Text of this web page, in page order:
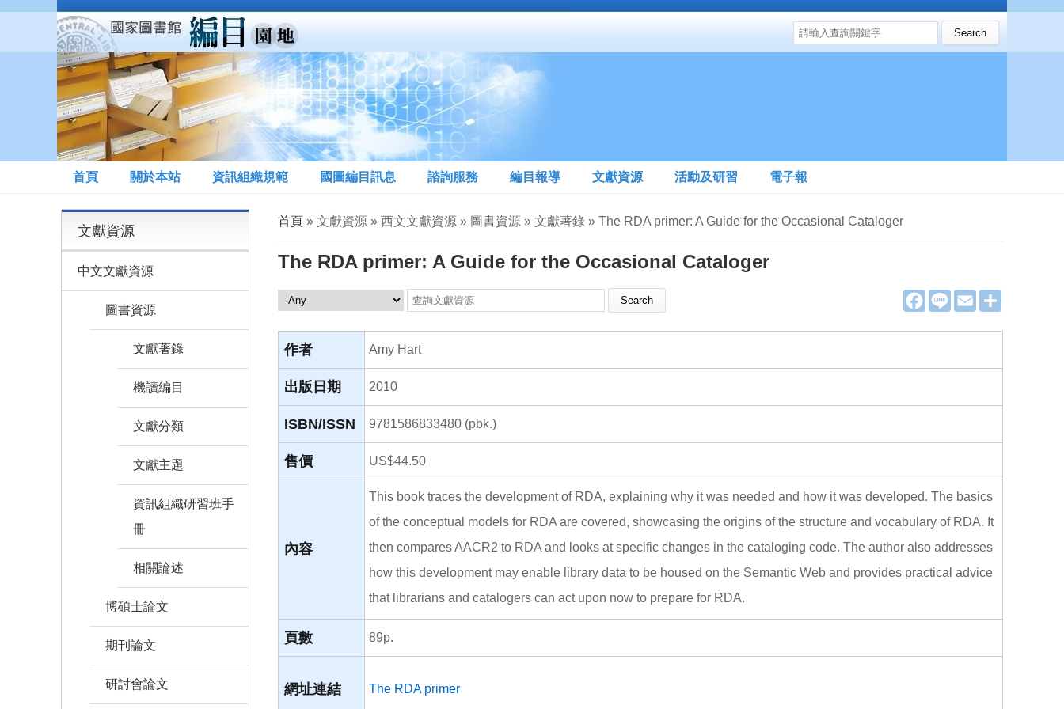
移至主內容
搜尋表單
Search this site
首頁 關於本站 資訊組織規範 國圖編目訊息 諮詢服務 編目報導 文獻資源 活動及研習 電子報
您在這裡
首頁» 文獻資源 » 西文文獻資源 » 圖書資源 » 文獻著錄 » The RDA primer: A Guide for the Occasional Cataloger
The RDA primer: A Guide for the Occasional Cataloger
F
a
e
o
L
e
E
m
i
文獻資源 Search this site
作者 Amy Hart
出版日期 2010
ISBN/ISSN 9781586833480 (pbk.)
售價 US$44.50
內容
This book traces the development of RDA, explaining why it was needed and how it was developed. The basics
of the conceptual models for RDA are covered, showcasing the origins of the structure and vocabulary of RDA. It
then compares AACR2 to RDA and looks at specific changes in the cataloging code. The author also addresses
how this development may enable library data to be housed on the Semantic Web and provides practical advice
that librarians and catalogers can act upon now to prepare for RDA.
頁數 89p.
網址連結 The RDA primer
文獻資源
中文文獻資源
圖書資源
文獻著錄
機讀編目
文獻分類
文獻主題
資訊組織研習班手
冊
相關論述
博碩士論文
期刊論文
研討會論文